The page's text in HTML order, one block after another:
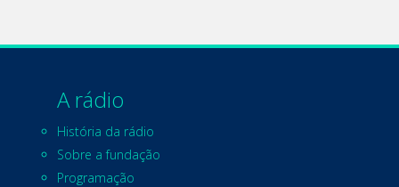
A rádio
História da rádio
Sobre a fundação
Programação